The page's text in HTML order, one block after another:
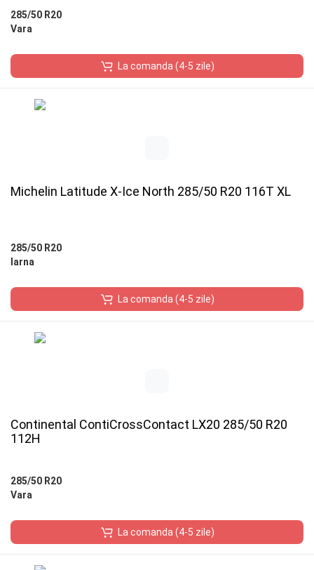
285/50 R20
Vara
La comanda (4-5 zile)
Michelin Latitude X-Ice North 285/50 R20 116T XL
285/50 R20
Iarna
La comanda (4-5 zile)
Continental ContiCrossContact LX20 285/50 R20
112H
285/50 R20
Vara
La comanda (4-5 zile)